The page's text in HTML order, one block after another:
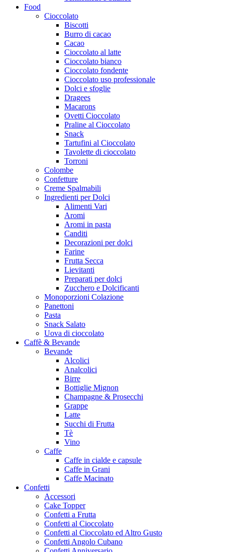
Food
Cioccolato
Biscotti
Burro di cacao
Cacao
Cioccolato al latte
Cioccolato bianco
Cioccolato fondente
Cioccolato uso professionale
Dolci e sfoglie
Dragees
Macarons
Ovetti Cioccolato
Praline al Cioccolato
Snack
Tartufini al Cioccolato
Tavolette di cioccolato
Torroni
Colombe
Confetture
Creme Spalmabili
Ingredienti per Dolci
Alimenti Vari
Aromi
Aromi in pasta
Canditi
Decorazioni per dolci
Farine
Frutta Secca
Lievitanti
Preparati per dolci
Zucchero e Dolcificanti
Monoporzioni Colazione
Panettoni
Pasta
Snack Salato
Uova di cioccolato
Caffè & Bevande
Bevande
Alcolici
Analcolici
Birre
Bottiglie Mignon
Champagne & Prosecchi
Grappe
Latte
Succhi di Frutta
Tè
Vino
Caffe
Caffe in cialde e capsule
Caffe in Grani
Caffe Macinato
Confetti
Accessori
Cake Topper
Confetti a Frutta
Confetti al Cioccolato
Confetti al Cioccolato ed Altro Gusto
Confetti Angolo Cubano